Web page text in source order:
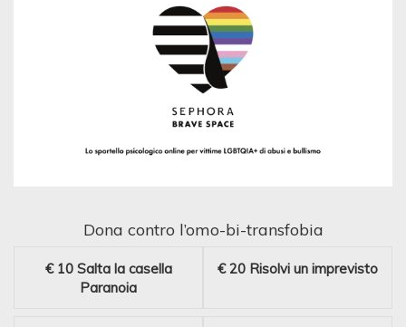
Dona contro l’omo-bi-transfobia
€ 10 Salta la casella
Paranoia
€ 20 Risolvi un imprevisto